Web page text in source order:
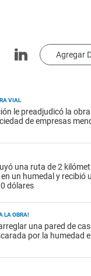
Agregar
VIAL
le preadjudicó la
de empresas
una ruta de 2
un humedal y recibió
dólares
LA OBRA!
una pared de
por la humedad